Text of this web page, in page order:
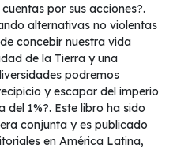
por sus acciones?.
alternativas no violentas
concebir nuestra vida
de la Tierra y una
podremos
y escapar del imperio
1%?. Este libro ha sido
conjunta y es publicado
en América Latina,